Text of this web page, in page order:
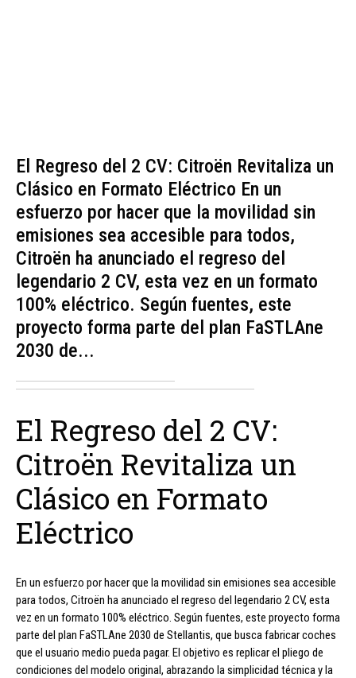
El Regreso del 2 CV: Citroën Revitaliza un
Clásico en Formato Eléctrico En un
esfuerzo por hacer que la movilidad sin
emisiones sea accesible para todos,
Citroën ha anunciado el regreso del
legendario 2 CV, esta vez en un formato
100% eléctrico. Según fuentes, este
proyecto forma parte del plan FaSTLAne
2030 de...
El Regreso del 2 CV:
Citroën Revitaliza un
Clásico en Formato
Eléctrico
En un esfuerzo por hacer que la movilidad sin emisiones sea accesible
para todos, Citroën ha anunciado el regreso del legendario 2 CV, esta
vez en un formato 100% eléctrico. Según fuentes, este proyecto forma
parte del plan FaSTLAne 2030 de Stellantis, que busca fabricar coches
que el usuario medio pueda pagar. El objetivo es replicar el pliego de
condiciones del modelo original, abrazando la simplicidad técnica y la